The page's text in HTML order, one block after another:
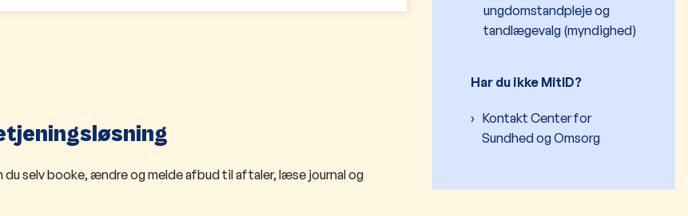
selv booke, ændre og melde afbud til aftaler, læse journal og
ungdomstandpleje og
tandlægevalg (myndighed)
Har du ikke MitID?
Kontakt Center for
Sundhed og Omsorg